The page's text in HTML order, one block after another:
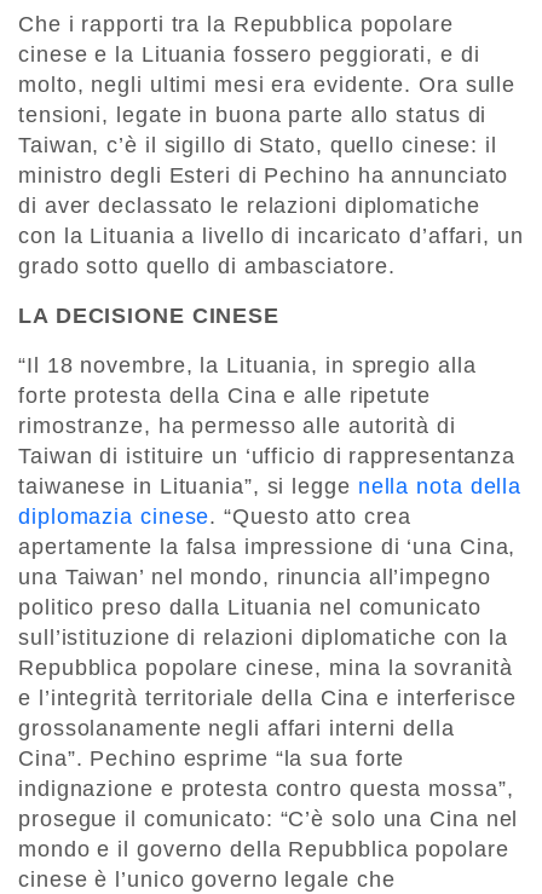
Che i rapporti tra la Repubblica popolare
cinese e la Lituania fossero peggiorati, e di
molto, negli ultimi mesi era evidente. Ora sulle
tensioni, legate in buona parte allo status di
Taiwan, c’è il sigillo di Stato, quello cinese: il
ministro degli Esteri di Pechino ha annunciato
di aver declassato le relazioni diplomatiche
con la Lituania a livello di incaricato d’affari, un
grado sotto quello di ambasciatore.
LA DECISIONE CINESE
“Il 18 novembre, la Lituania, in spregio alla
forte protesta della Cina e alle ripetute
rimostranze, ha permesso alle autorità di
Taiwan di istituire un ‘ufficio di rappresentanza
taiwanese in Lituania”, si legge nella nota della
diplomazia cinese. “Questo atto crea
apertamente la falsa impressione di ‘una Cina,
una Taiwan’ nel mondo, rinuncia all’impegno
politico preso dalla Lituania nel comunicato
sull’istituzione di relazioni diplomatiche con la
Repubblica popolare cinese, mina la sovranità
e l’integrità territoriale della Cina e interferisce
grossolanamente negli affari interni della
Cina”. Pechino esprime “la sua forte
indignazione e protesta contro questa mossa”,
prosegue il comunicato: “C’è solo una Cina nel
mondo e il governo della Repubblica popolare
cinese è l’unico governo legale che